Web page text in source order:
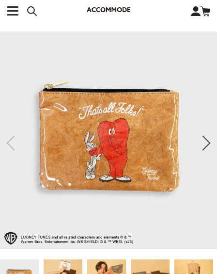
CATEGORY カテゴリー
SHOULDERショルダーバッグ
カゴバッグ
バックパック
ECO BAG エコバッグ
その他
ファッション
CAP/HAT
シューズ・ソックス
BRAND ブランド
KEYWORD
オススメキーワード
ポカホンタス ミーコ パーシー ジョンスミス
サンリオ ダイカット ポーチ チャーム
トート